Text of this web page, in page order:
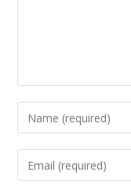
Enter
your
name
Enter
your